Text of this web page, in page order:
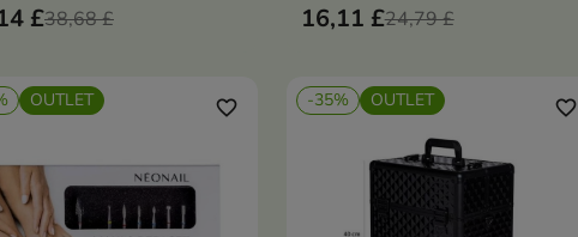
£38,68 £ 16,11 £24,79 £
OUTLET favorite_border -35% OUTLET favorite_border